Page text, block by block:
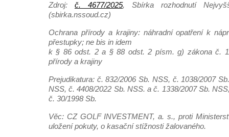
Zdroj: č. 4677/2025, Sbírka rozhodnutí
(sbirka.nssoud.cz)
Ochrana přírody a krajiny: náhradní opatření k
přestupky; ne bis in idem
k § 86 odst. 2 a § 88 odst. 2 písm. g) zákona č.
přírody a krajiny
Prejudikatura: č. 832/2006 Sb. NSS, č. 1038/2007
NSS, č. 4408/2022 Sb. NSS. a č. 1338/2007 Sb.
č. 30/1998 Sb.
Věc: CZ GOLF INVESTMENT, a. s., proti
uložení pokuty, o kasační stížnosti žalovaného.